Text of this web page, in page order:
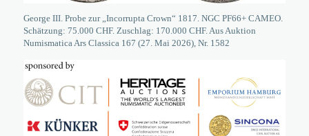
George III. Probe zur „Incorrupta Crown“ 1817. NGC PF66+ CAMEO.
Schätzung: 75.000 CHF. Zuschlag: 170.000 CHF. Aus Auktion
Numismatica Ars Classica 167 (27. Mai 2026), Nr. 1582